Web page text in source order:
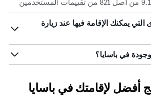
يمكنك الإقامة فيها عند زيارة
في باسايا؟
أفضل لإقامتك في باسايا